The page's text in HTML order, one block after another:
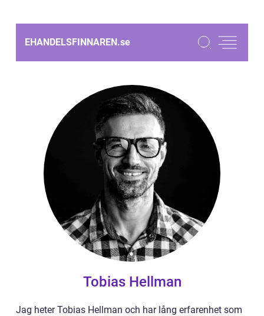
EHANDELSFINNAREN.se
Tobias Hellman
Jag heter Tobias Hellman och har lång erfarenhet som